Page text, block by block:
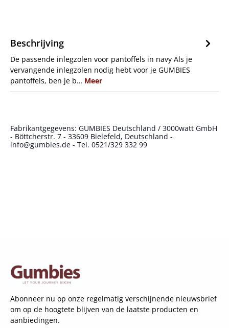
Beschrijving
De passende inlegzolen voor pantoffels in navy Als je
vervangende inlegzolen nodig hebt voor je GUMBIES
pantoffels, ben je b… Meer
Fabrikantgegevens: GUMBIES Deutschland / 3000watt GmbH
- Böttcherstr. 7 - 33609 Bielefeld, Deutschland -
info@gumbies.de - Tel. 0521/329 332 99
Abonneer nu op onze regelmatig verschijnende nieuwsbrief
om op de hoogtete blijven van de laatste producten en
aanbiedingen.